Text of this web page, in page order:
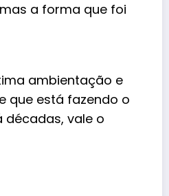
a forma que foi
ambientação e
que está fazendo o
décadas, vale o